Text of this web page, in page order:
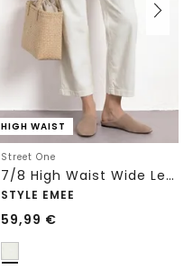
HIGH WAIST
Street One
7/8 High Waist Wide Leg Jeans im Loose Fit
STYLE EMEE
59,99 €